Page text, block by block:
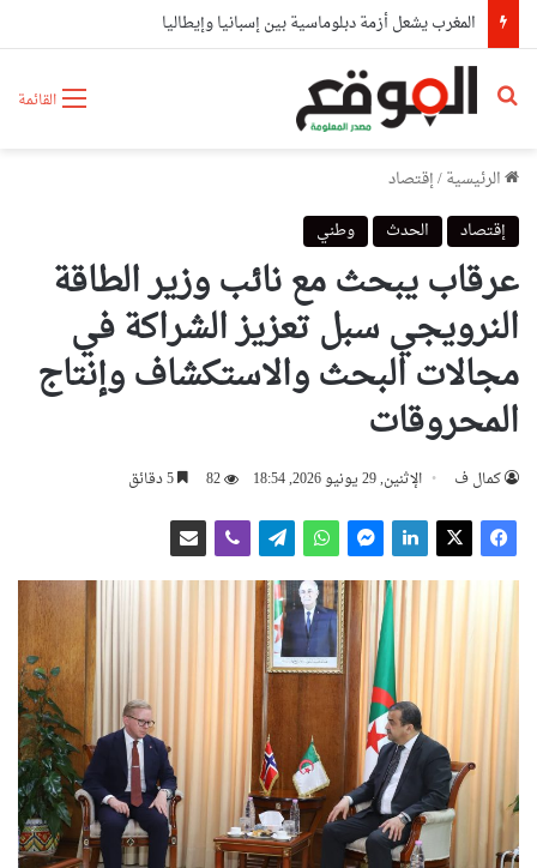
المغرب يشعل أزمة دبلوماسية بين إسبانيا وإيطاليا
القائمة بحث عن
الرئيسية/إقتصاد
إقتصاد
الحدث وطني
عرقاب يبحث مع نائب وزير الطاقة
النرويجي سبل تعزيز الشراكة في
مجالات البحث والاستكشاف وإنتاج
المحروقات
كمال ف الإثنين, 29 يونيو 2026, 18:54 82